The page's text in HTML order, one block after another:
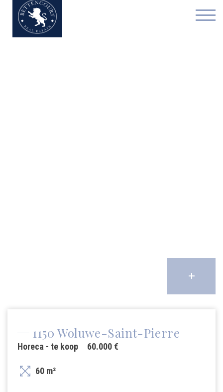
1150 Woluwe-Saint-Pierre
60.000 €
Horeca - te koop
60 m²